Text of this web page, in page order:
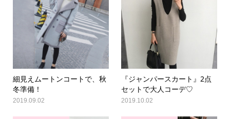
細見えムートンコートで、秋
冬準備！
2019.09.02
『ジャンパースカート』2点
セットで大人コーデ♡
2019.10.02